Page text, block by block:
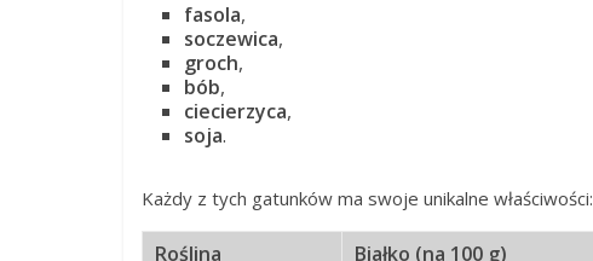
fasola,
soczewica,
groch,
bób,
ciecierzyca,
soja.
Każdy z tych gatunków ma swoje unikalne właściwości:
Roślina Białko (na 100 g)